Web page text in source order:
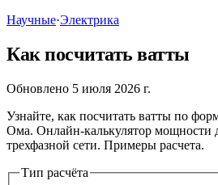
Научные·Электрика
Как посчитать ватты
Обновлено 5 июля 2026 г.
Узнайте, как посчитать ватты по
Ома. Онлайн-калькулятор мощности
трехфазной сети. Примеры расчета.
Тип расчёта